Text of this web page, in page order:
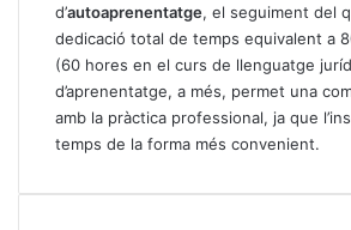
d’autoaprenentatge, el seguiment del
dedicació total de temps equivalent a
(60 hores en el curs de llenguatge
d’aprenentatge, a més, permet una
amb la pràctica professional, ja que
temps de la forma més convenient.